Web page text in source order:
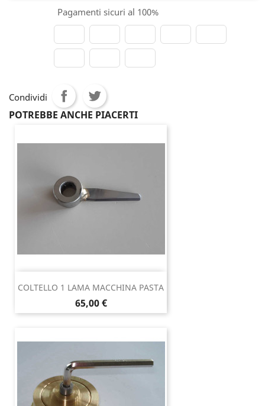
Pagamenti sicuri al 100%
Condividi
POTREBBE ANCHE PIACERTI
COLTELLO 1 LAMA MACCHINA PASTA
Prezzo
65,00 €